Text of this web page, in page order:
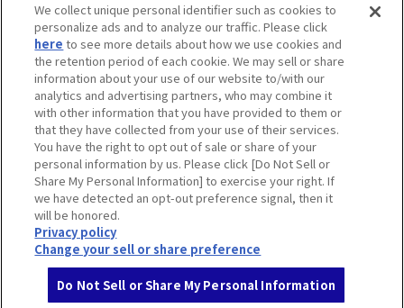
© Komatsu Ltd.
グローバルプライバシーポリシー
個人情報保護への取り組み（日本）
ソーシャルメディアポリシー
Do Not Sell or Share My Personal Information
We collect unique personal identifier such as cookies to
personalize ads and to analyze our traffic. Please click
here to see more details about how we use cookies and
the retention period of each cookie. We may sell or share
information about your use of our website to/with our
analytics and advertising partners, who may combine it
with other information that you have provided to them or
that they have collected from your use of their services.
You have the right to opt out of sale or share of your
personal information by us. Please click [Do Not Sell or
Share My Personal Information] to exercise your right. If
we have detected an opt-out preference signal, then it
will be honored.
Privacy policy
Change your sell or share preference
Do Not Sell or Share My Personal Information